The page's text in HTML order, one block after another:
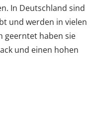
In Deutschland sind
und werden in vielen
geerntet haben sie
und einen hohen